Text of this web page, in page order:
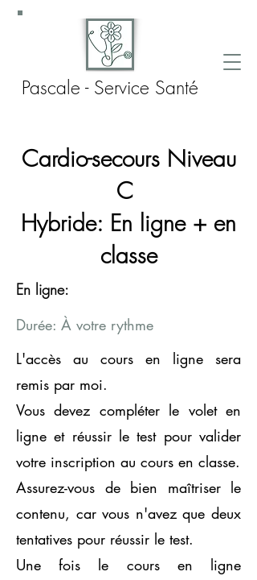
Pascale - Service Santé
Cardio-secours Niveau
C
Hybride: En ligne + en
classe
En ligne:
Durée: À votre rythme
L'accès au cours en ligne sera
remis par moi.
Vous devez compléter le volet en
ligne et réussir le test pour valider
votre inscription au cours en classe.
Assurez-vous de bien maîtriser le
contenu, car vous n'avez que deux
tentatives pour réussir le test.
Une fois le cours en ligne